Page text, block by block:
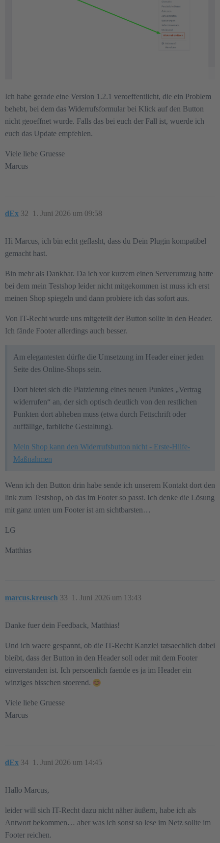
Ich habe gerade eine Version 1.2.1 veroeffentlicht, die ein Problem
behebt, bei dem das Widerrufsformular bei Klick auf den Button
nicht geoeffnet wurde. Falls das bei euch der Fall ist, wuerde ich
euch das Update empfehlen.
Viele liebe Gruesse
Marcus
dEx 1. Juni 2026 um 09:58
32
Hi Marcus, ich bin echt geflasht, dass du Dein Plugin kompatibel
gemacht hast.
Bin mehr als Dankbar. Da ich vor kurzem einen Serverumzug hatte
bei dem mein Testshop leider nicht mitgekommen ist muss ich erst
meinen Shop spiegeln und dann probiere ich das sofort aus.
Von IT-Recht wurde uns mitgeteilt der Button sollte in den Header.
Ich fände Footer allerdings auch besser.
Am elegantesten dürfte die Umsetzung im Header einer jeden
Seite des Online-Shops sein.
Dort bietet sich die Platzierung eines neuen Punktes „Vertrag
widerrufen“ an, der sich optisch deutlich von den restlichen
Punkten dort abheben muss (etwa durch Fettschrift oder
auffällige, farbliche Gestaltung).
Mein Shop kann den Widerrufsbutton nicht - Erste-Hilfe-
Maßnahmen
Wenn ich den Button drin habe sende ich unserem Kontakt dort den
link zum Testshop, ob das im Footer so passt. Ich denke die Lösung
mit ganz unten um Footer ist am sichtbarsten…
LG
Matthias
marcus.kreusch 1. Juni 2026 um 13:43
33
Danke fuer dein Feedback, Matthias!
Und ich waere gespannt, ob die IT-Recht Kanzlei tatsaechlich dabei
bleibt, dass der Button in den Header soll oder mit dem Footer
einverstanden ist. Ich persoenlich faende es ja im Header ein
winziges bisschen stoerend.
Viele liebe Gruesse
Marcus
dEx 1. Juni 2026 um 14:45
34
Hallo Marcus,
leider will sich IT-Recht dazu nicht näher äußern, habe ich als
Antwort bekommen… aber was ich sonst so lese im Netz sollte im
Footer reichen.